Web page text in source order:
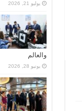
يوليو 21, 2026
والعالم
يونيو 28, 2026